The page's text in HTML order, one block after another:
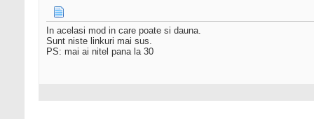
In acelasi mod in care poate si dauna.
Sunt niste linkuri mai sus.
PS: mai ai nitel pana la 30